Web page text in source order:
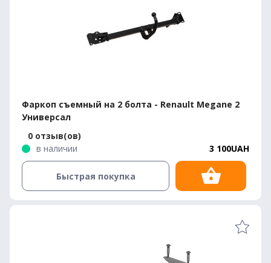
Фаркоп съемный на 2 болта - Renault Megane 2
Универсал
0 отзыв(ов)
в наличии
3 100UAH
Быстрая покупка